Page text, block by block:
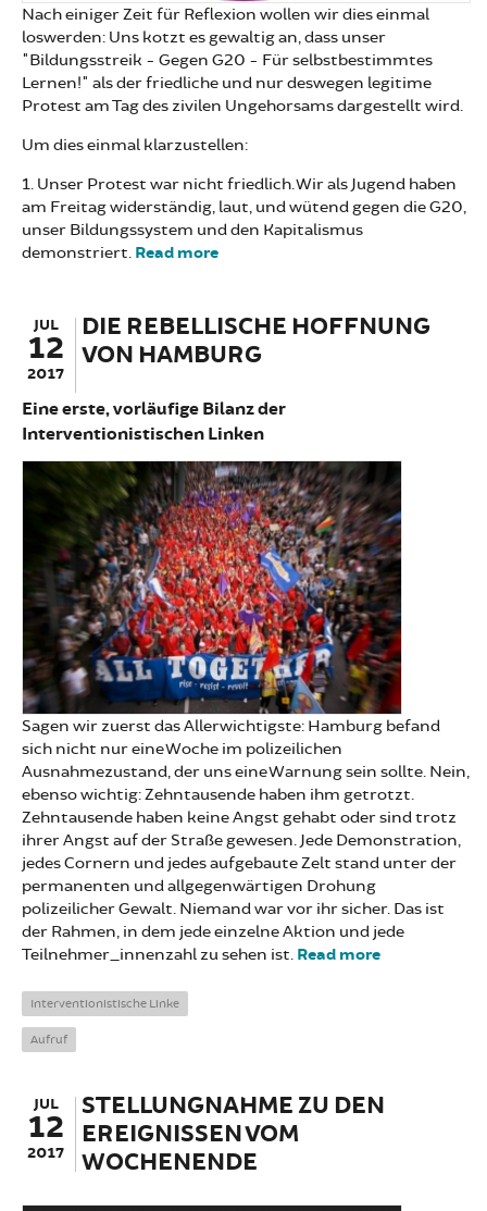
Nach einiger Zeit für Reflexion wollen wir dies einmal
loswerden: Uns kotzt es gewaltig an, dass unser
"Bildungsstreik - Gegen G20 - Für selbstbestimmtes
Lernen!" als der friedliche und nur deswegen legitime
Protest am Tag des zivilen Ungehorsams dargestellt wird.
Um dies einmal klarzustellen:
1. Unser Protest war nicht friedlich. Wir als Jugend haben
am Freitag widerständig, laut, und wütend gegen die G20,
unser Bildungssystem und den Kapitalismus
demonstriert. Read more
JUL
12
2017
DIE REBELLISCHE HOFFNUNG
VON HAMBURG
Eine erste, vorläufige Bilanz der
Interventionistischen Linken
Sagen wir zuerst das Allerwichtigste: Hamburg befand
sich nicht nur eine Woche im polizeilichen
Ausnahmezustand, der uns eine Warnung sein sollte. Nein,
ebenso wichtig: Zehntausende haben ihm getrotzt.
Zehntausende haben keine Angst gehabt oder sind trotz
ihrer Angst auf der Straße gewesen. Jede Demonstration,
jedes Cornern und jedes aufgebaute Zelt stand unter der
permanenten und allgegenwärtigen Drohung
polizeilicher Gewalt. Niemand war vor ihr sicher. Das ist
der Rahmen, in dem jede einzelne Aktion und jede
Teilnehmer_innenzahl zu sehen ist. Read more
Interventionistische Linke
Aufruf
JUL
12
2017
STELLUNGNAHME ZU DEN
EREIGNISSEN VOM
WOCHENENDE